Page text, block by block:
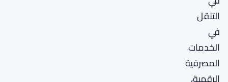
التنقل
في
الخدمات
المصرفية
الرقمية،